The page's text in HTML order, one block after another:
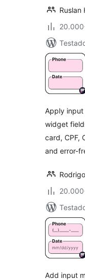
Ruslan
Apply input
widget
card, CPF,
and error-
Add input